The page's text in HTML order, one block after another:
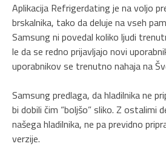
Aplikacija Refrigerdating je na voljo
brskalnika, tako da deluje na vseh
Samsung ni povedal koliko ljudi
le da se redno prijavljajo novi
uporabnikov se trenutno nahaja na
Samsung predlaga, da hladilnika ne
bi dobili čim “boljšo” sliko. Z ostalimi
našega hladilnika, ne pa previdno
verzije.